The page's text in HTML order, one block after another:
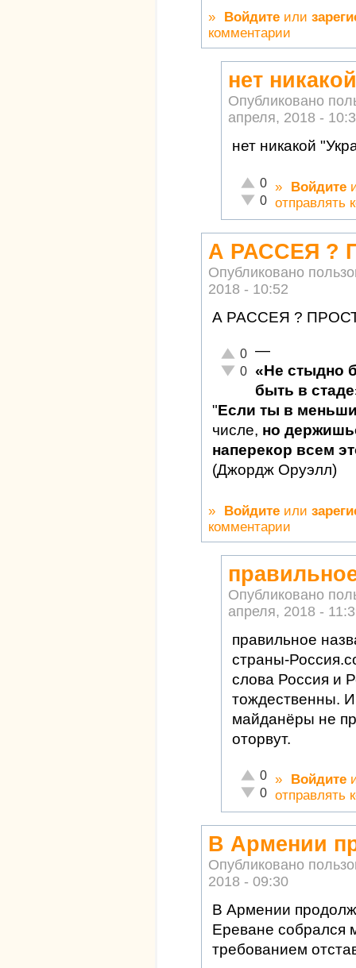
» Войдите или
комментарии
нет
Опубликовано
апреля, 2018 -
нет никакой
Отлично!
0
Неадекватно!
0
» Войдите
отправлять
А РАССЕЯ ?
Опубликовано
2018 - 10:52
А РАССЕЯ ?
Отлично!
0
Неадекватно!
0
—
«Не стыдно
быть в
"Если ты в
числе, но
наперекор всем
(Джордж Оруэлл)
» Войдите или
комментарии
Опубликовано
апреля, 2018 -
правильное
страны-
слова Россия и
тождественны. И
майданёры не
оторвут.
Отлично!
0
Неадекватно!
0
» Войдите
отправлять
В Армении
Опубликовано
2018 - 09:30
В Армении
Ереване собрался
требованием